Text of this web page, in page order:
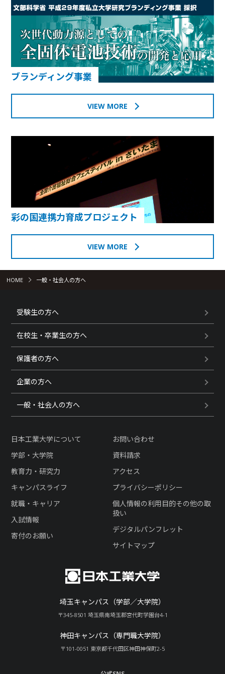
ブランディング事業
VIEW MORE
彩の国連携力育成プロジェクト
VIEW MORE
HOME 一般・社会人の方へ
受験生の方へ
在校生・卒業生の方へ
保護者の方へ
企業の方へ
一般・社会人の方へ
埼玉キャンパス（学部／大学院）
〒345-8501 埼玉県南埼玉郡宮代町学園台4-1
神田キャンパス（専門職大学院）
〒101-0051 東京都千代田区神田神保町2-5
日本工業大学について
学部・大学院
教育力・研究力
キャンパスライフ
就職・キャリア
入試情報
寄付のお願い
お問い合わせ
資料請求
アクセス
プライバシーポリシー
個人情報の利用目的その他の取
扱い
デジタルパンフレット
サイトマップ